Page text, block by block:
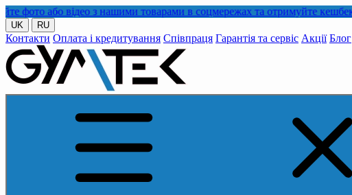
відео з нашими товарами в соцмережах та отримуйте кешбек!
UK RU
Контакти Оплата і кредитування Співпраця Гарантія та сервіс Акції Блог